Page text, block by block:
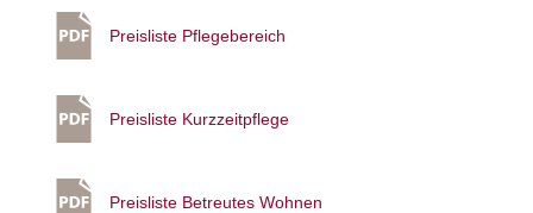
Preisliste Pflegebereich
Preisliste Kurzzeitpflege
Preisliste Betreutes Wohnen